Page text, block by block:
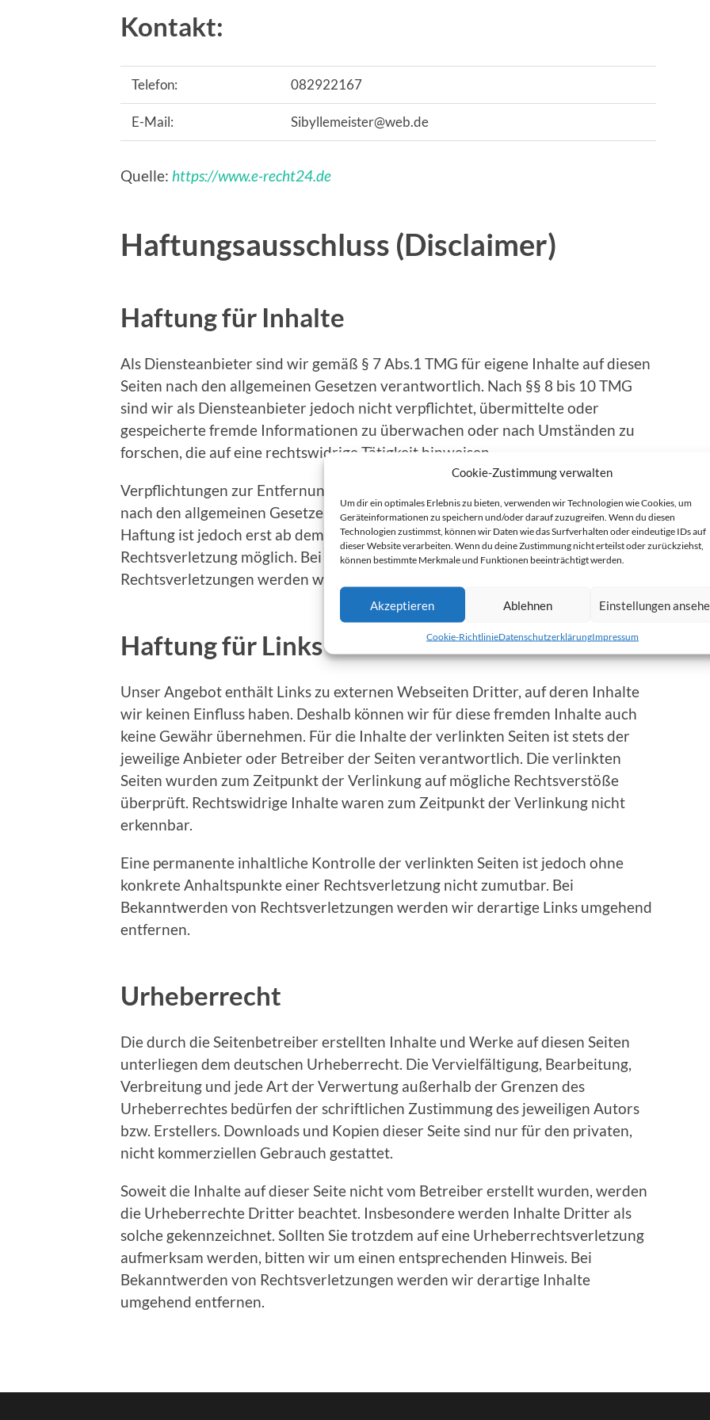
Cookie-Zustimmung verwalten
Um dir ein optimales Erlebnis zu bieten, verwenden wir Technologien wie Cookies, um
Geräteinformationen zu speichern und/oder darauf zuzugreifen. Wenn du diesen
Technologien zustimmst, können wir Daten wie das Surfverhalten oder eindeutige IDs auf
dieser Website verarbeiten. Wenn du deine Zustimmung nicht erteilst oder zurückziehst,
können bestimmte Merkmale und Funktionen beeinträchtigt werden.
Akzeptieren Ablehnen Einstellungen
Cookie-RichtlinieDatenschutzerklärungImpressum
Kontakt:
Telefon: 082922167
E-Mail: Sibyllemeister@web.de
Quelle: https://www.e-recht24.de
Haftungsausschluss (Disclaimer)
Haftung für Inhalte
Als Diensteanbieter sind wir gemäß § 7 Abs.1 TMG für eigene Inhalte auf diesen
Seiten nach den allgemeinen Gesetzen verantwortlich. Nach §§ 8 bis 10 TMG
sind wir als Diensteanbieter jedoch nicht verpflichtet, übermittelte oder
gespeicherte fremde Informationen zu überwachen oder nach Umständen zu
forschen, die auf eine rechtswidrige Tätigkeit hinweisen.
Verpflichtungen zur Entfernung oder Sperrung der Nutzung von Informationen
nach den allgemeinen Gesetzen bleiben hiervon unberührt. Eine diesbezügliche
Haftung ist jedoch erst ab dem Zeitpunkt der Kenntnis einer konkreten
Rechtsverletzung möglich. Bei Bekanntwerden von entsprechenden
Rechtsverletzungen werden wir diese Inhalte umgehend entfernen.
Haftung für Links
Unser Angebot enthält Links zu externen Webseiten Dritter, auf deren Inhalte
wir keinen Einfluss haben. Deshalb können wir für diese fremden Inhalte auch
keine Gewähr übernehmen. Für die Inhalte der verlinkten Seiten ist stets der
jeweilige Anbieter oder Betreiber der Seiten verantwortlich. Die verlinkten
Seiten wurden zum Zeitpunkt der Verlinkung auf mögliche Rechtsverstöße
überprüft. Rechtswidrige Inhalte waren zum Zeitpunkt der Verlinkung nicht
erkennbar.
Eine permanente inhaltliche Kontrolle der verlinkten Seiten ist jedoch ohne
konkrete Anhaltspunkte einer Rechtsverletzung nicht zumutbar. Bei
Bekanntwerden von Rechtsverletzungen werden wir derartige Links umgehend
entfernen.
Urheberrecht
Die durch die Seitenbetreiber erstellten Inhalte und Werke auf diesen Seiten
unterliegen dem deutschen Urheberrecht. Die Vervielfältigung, Bearbeitung,
Verbreitung und jede Art der Verwertung außerhalb der Grenzen des
Urheberrechtes bedürfen der schriftlichen Zustimmung des jeweiligen Autors
bzw. Erstellers. Downloads und Kopien dieser Seite sind nur für den privaten,
nicht kommerziellen Gebrauch gestattet.
Soweit die Inhalte auf dieser Seite nicht vom Betreiber erstellt wurden, werden
die Urheberrechte Dritter beachtet. Insbesondere werden Inhalte Dritter als
solche gekennzeichnet. Sollten Sie trotzdem auf eine Urheberrechtsverletzung
aufmerksam werden, bitten wir um einen entsprechenden Hinweis. Bei
Bekanntwerden von Rechtsverletzungen werden wir derartige Inhalte
umgehend entfernen.